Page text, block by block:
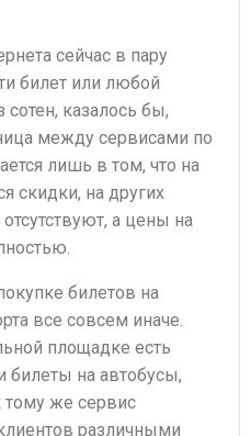
сейчас в пару
билет или любой
казалось бы,
между сервисами по
лишь в том, что на
скидки, на других
а цены на
билетов на
все совсем иначе.
площадке есть
билеты на автобусы,
тому же сервис
различными